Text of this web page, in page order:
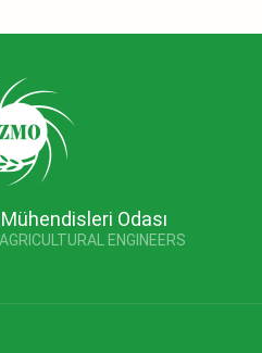
Odası
ENGINEERS